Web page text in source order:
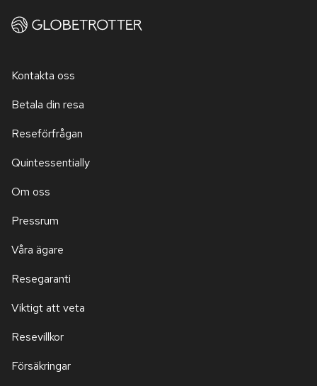
Kontakta oss
Betala din resa
Reseförfrågan
Quintessentially
Om oss
Pressrum
Våra ägare
Resegaranti
Viktigt att veta
Resevillkor
Försäkringar